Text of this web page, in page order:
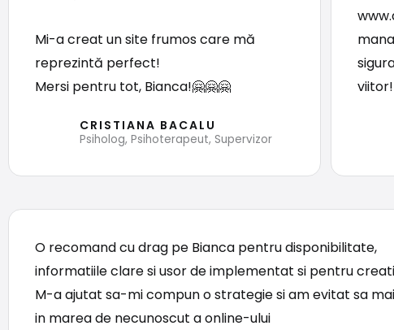
Mi-a creat un site frumos care mă
reprezintă perfect!
Mersi pentru tot, Bianca!🤗🤗🤗
CRISTIANA BACALU
Psiholog, Psihoterapeut, Supervizor
viitor!
O recomand cu drag pe Bianca pentru disponibilitate,
informatiile clare si usor de implementat si pentru
M-a ajutat sa-mi compun o strategie si am evitat sa
in marea de necunoscut a online-ului